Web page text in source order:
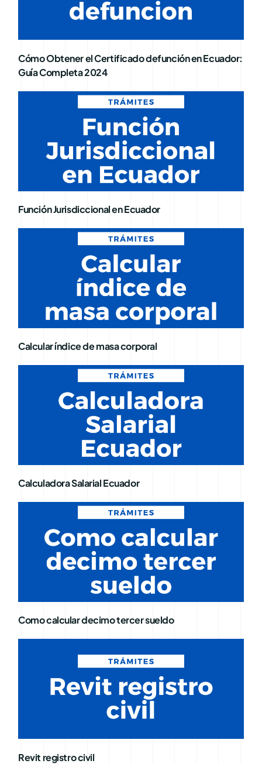
Cómo Obtener el Certificado defunción en Ecuador:
Guía Completa 2024
Función Jurisdiccional en Ecuador
Calcular índice de masa corporal
Calculadora Salarial Ecuador
Como calcular decimo tercer sueldo
Revit registro civil